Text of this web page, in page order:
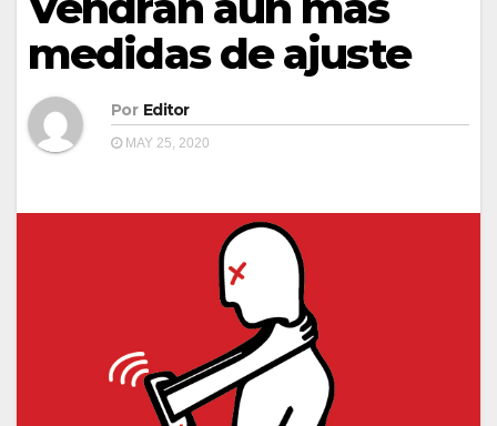
medidas de ajuste
Por Editor
MAY 25, 2020